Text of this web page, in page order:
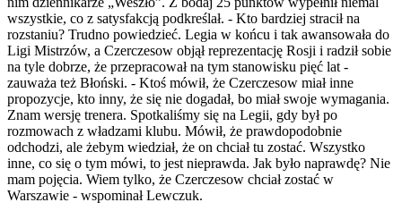
wszystkie, co z satysfakcją podkreślał. - Kto bardziej stracił na
rozstaniu? Trudno powiedzieć. Legia w końcu i tak awansowała do
Ligi Mistrzów, a Czerczesow objął reprezentację Rosji i radził sobie
na tyle dobrze, że przepracował na tym stanowisku pięć lat -
zauważa też Błoński. - Ktoś mówił, że Czerczesow miał inne
propozycje, kto inny, że się nie dogadał, bo miał swoje wymagania.
Znam wersję trenera. Spotkaliśmy się na Legii, gdy był po
rozmowach z władzami klubu. Mówił, że prawdopodobnie
odchodzi, ale żebym wiedział, że on chciał tu zostać. Wszystko
inne, co się o tym mówi, to jest nieprawda. Jak było naprawdę? Nie
mam pojęcia. Wiem tylko, że Czerczesow chciał zostać w
Warszawie - wspominał Lewczuk.